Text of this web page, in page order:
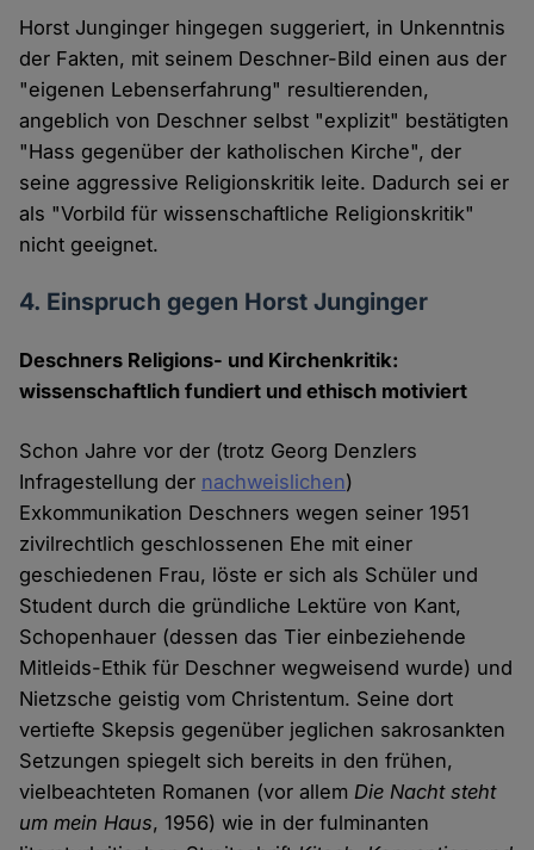
Horst Junginger hingegen suggeriert, in Unkenntnis
der Fakten, mit seinem Deschner-Bild einen aus der
"eigenen Lebenserfahrung" resultierenden,
angeblich von Deschner selbst "explizit" bestätigten
"Hass gegenüber der katholischen Kirche", der
seine aggressive Religionskritik leite. Dadurch sei er
als "Vorbild für wissenschaftliche Religionskritik"
nicht geeignet.
4. Einspruch gegen Horst Junginger
Deschners Religions- und Kirchenkritik:
wissenschaftlich fundiert und ethisch motiviert
Schon Jahre vor der (trotz Georg Denzlers
Infragestellung der nachweislichen)
Exkommunikation Deschners wegen seiner 1951
zivilrechtlich geschlossenen Ehe mit einer
geschiedenen Frau, löste er sich als Schüler und
Student durch die gründliche Lektüre von Kant,
Schopenhauer (dessen das Tier einbeziehende
Mitleids-Ethik für Deschner wegweisend wurde) und
Nietzsche geistig vom Christentum. Seine dort
vertiefte Skepsis gegenüber jeglichen sakrosankten
Setzungen spiegelt sich bereits in den frühen,
vielbeachteten Romanen (vor allemDie Nacht steht
um mein Haus, 1956) wie in der fulminanten